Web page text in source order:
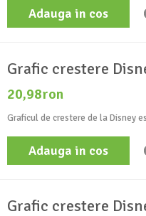
Adauga in cos
Grafic crestere
20,98ron
Graficul de crestere de la Disney
Adauga in cos
Grafic crestere